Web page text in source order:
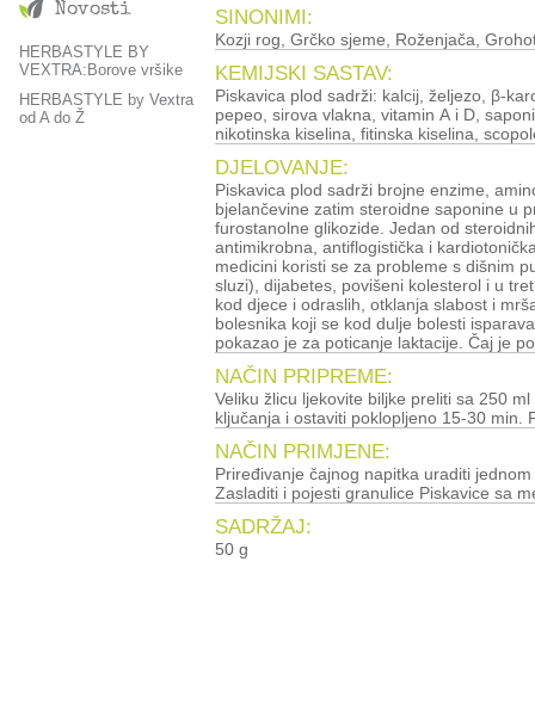
Novosti
HERBASTYLE BY
VEXTRA:Borove vršike
HERBASTYLE by Vextra
od A do Ž
SINONIMI:
Kozji rog, Grčko sjeme, Roženjača,
KEMIJSKI SASTAV:
Piskavica plod sadrži: kalcij, željezo, β-karoten, vitamin,
pepeo, sirova vlakna, vitamin A i D,
nikotinska kiselina, fitinska kiselina,
DJELOVANJE:
Piskavica plod sadrži brojne enzime,
bjelančevine zatim steroidne saponine u
furostanolne glikozide. Jedan od
antimikrobna, antiflogistička i
medicini koristi se za probleme s dišnim
sluzi), dijabetes, povišeni kolesterol i u
kod djece i odraslih, otklanja slabost i
bolesnika koji se kod dulje bolesti
pokazao je za poticanje laktacije. Čaj je
NAČIN PRIPREME:
Veliku žlicu ljekovite biljke preliti sa 250
ključanja i ostaviti poklopljeno 15-30 min.
NAČIN PRIMJENE:
Priređivanje čajnog napitka uraditi
Zasladiti i pojesti granulice Piskavice sa
SADRŽAJ:
50 g